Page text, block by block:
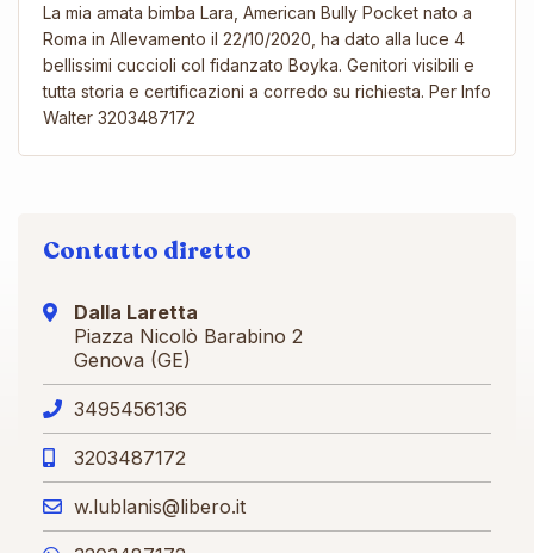
La mia amata bimba Lara, American Bully Pocket nato a
Roma in Allevamento il 22/10/2020, ha dato alla luce 4
bellissimi cuccioli col fidanzato Boyka. Genitori visibili e
tutta storia e certificazioni a corredo su richiesta. Per Info
Walter 3203487172
Contatto diretto
Dalla Laretta
Piazza Nicolò Barabino 2
Genova (GE)
3495456136
3203487172
w.lublanis@libero.it